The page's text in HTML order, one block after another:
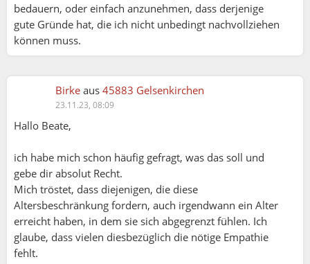
bedauern, oder einfach anzunehmen, dass derjenige
gute Gründe hat, die ich nicht unbedingt nachvollziehen
können muss.
Birke aus 45883 Gelsenkirchen
23.11.23, 08:09
Hallo Beate,
ich habe mich schon häufig gefragt, was das soll und
gebe dir absolut Recht.
Mich tröstet, dass diejenigen, die diese
Altersbeschränkung fordern, auch irgendwann ein Alter
erreicht haben, in dem sie sich abgegrenzt fühlen. Ich
glaube, dass vielen diesbezüglich die nötige Empathie
fehlt.